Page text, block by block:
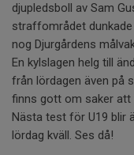
djupledsboll av Sam
straffområdet
nog Djurgårdens
En kylslagen helg till
från lördagen även på
finns gott om saker att
Nästa test för U19 blir
lördag kväll. Ses då!